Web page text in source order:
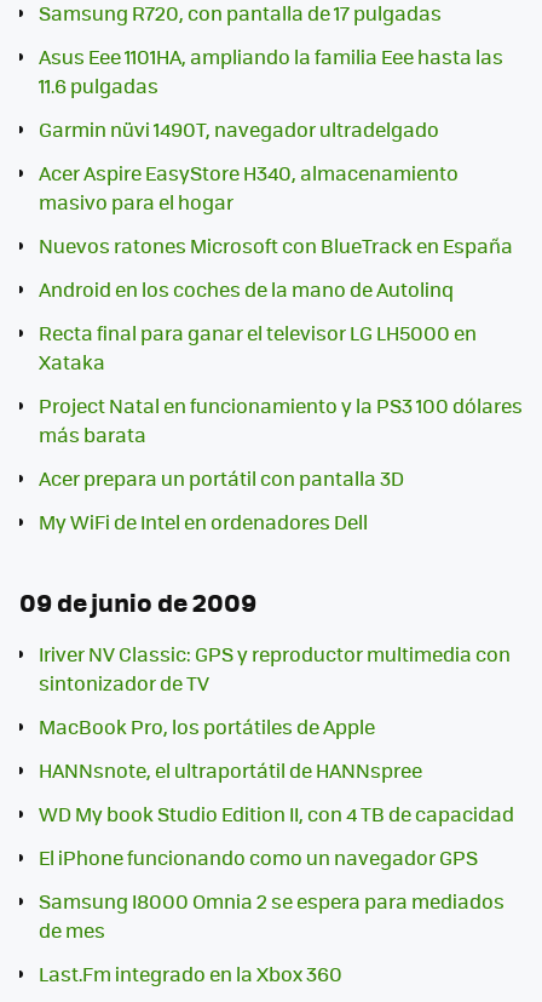
Samsung R720, con pantalla de 17 pulgadas
Asus Eee 1101HA, ampliando la familia Eee hasta las
11.6 pulgadas
Garmin nüvi 1490T, navegador ultradelgado
Acer Aspire EasyStore H340, almacenamiento
masivo para el hogar
Nuevos ratones Microsoft con BlueTrack en España
Android en los coches de la mano de Autolinq
Recta final para ganar el televisor LG LH5000 en
Xataka
Project Natal en funcionamiento y la PS3 100 dólares
más barata
Acer prepara un portátil con pantalla 3D
My WiFi de Intel en ordenadores Dell
09 de junio de 2009
Iriver NV Classic: GPS y reproductor multimedia con
sintonizador de TV
MacBook Pro, los portátiles de Apple
HANNsnote, el ultraportátil de HANNspree
WD My book Studio Edition II, con 4 TB de capacidad
El iPhone funcionando como un navegador GPS
Samsung I8000 Omnia 2 se espera para mediados
de mes
Last.Fm integrado en la Xbox 360